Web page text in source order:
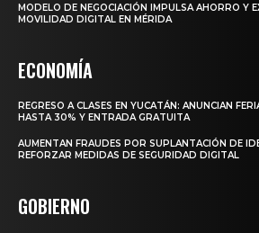
MODELO DE NEGOCIACIÓN IMPULSA AHORRO Y
MOVILIDAD DIGITAL EN MÉRIDA
ECONOMÍA
REGRESO A CLASES EN YUCATÁN: ANUNCIAN
HASTA 30% Y ENTRADA GRATUITA
AUMENTAN FRAUDES POR SUPLANTACIÓN DE
REFORZAR MEDIDAS DE SEGURIDAD DIGITAL
GOBIERNO